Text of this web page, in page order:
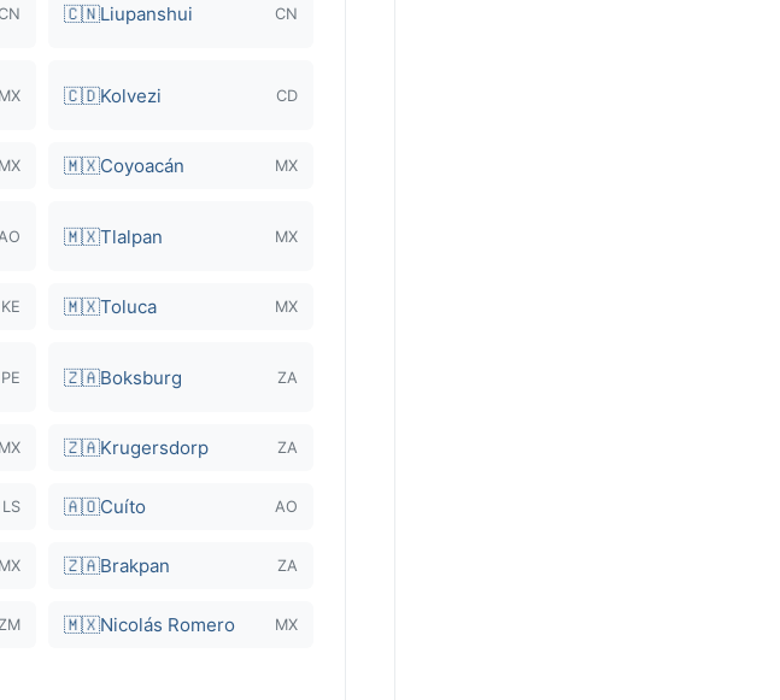
🇨🇳Liupanshui CN
MX 🇨🇩Kolvezi CD
MX 🇲🇽Coyoacán MX
AO 🇲🇽Tlalpan MX
KE 🇲🇽Toluca MX
PE 🇿🇦Boksburg ZA
MX 🇿🇦Krugersdorp ZA
LS 🇦🇴Cuíto AO
MX 🇿🇦Brakpan ZA
🇲🇽Nicolás Romero MX